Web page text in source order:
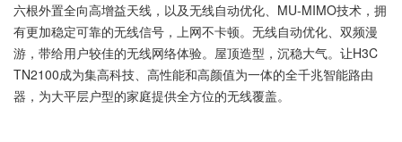
六根外置全向高增益天线，以及无线自动优化、MU-MIMO技术，拥
有更加稳定可靠的无线信号，上网不卡顿。无线自动优化、双频漫
游，带给用户较佳的无线网络体验。屋顶造型，沉稳大气。让H3C
TN2100成为集高科技、高性能和高颜值为一体的全千兆智能路由
器，为大平层户型的家庭提供全方位的无线覆盖。